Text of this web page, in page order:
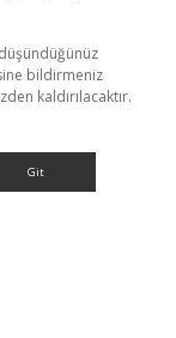
bildirmeniz
kaldırılacaktır.